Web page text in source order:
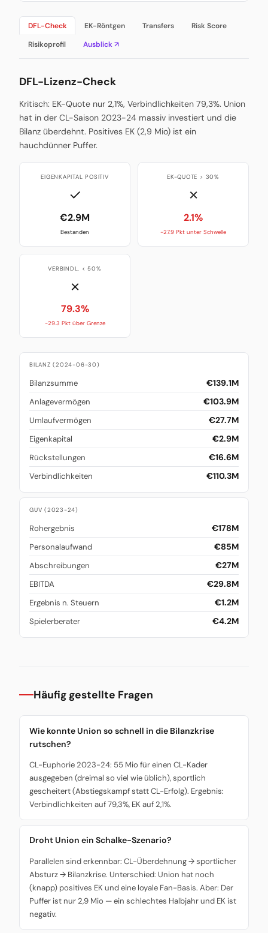
DFL-Check EK-Röntgen Transfers
Risk Score
Risikoprofil
Ausblick ↗
DFL-Lizenz-Check
Kritisch: EK-Quote nur 2,1%, Verbindlichkeiten 79,3%. Union
hat in der CL-Saison 2023-24 massiv investiert und die
Bilanz überdehnt. Positives EK (2,9 Mio) ist ein
hauchdünner Puffer.
EIGENKAPITAL POSITIV
✓
€2.9M
Bestanden
EK-QUOTE > 30%
✗
2.1%
-27.9 Pkt unter Schwelle
VERBINDL. < 50%
✗
79.3%
-29.3 Pkt über Grenze
BILANZ (2024-06-30)
Bilanzsumme €139.1M
Anlagevermögen €103.9M
Umlaufvermögen €27.7M
Eigenkapital €2.9M
Rückstellungen €16.6M
Verbindlichkeiten €110.3M
GUV (2023-24)
Rohergebnis €178M
Personalaufwand €85M
Abschreibungen €27M
EBITDA €29.8M
Ergebnis n. Steuern €1.2M
Spielerberater €4.2M
Häufig gestellte Fragen
Wie konnte Union so schnell in die Bilanzkrise
rutschen?
CL-Euphorie 2023-24: 55 Mio für einen CL-Kader
ausgegeben (dreimal so viel wie üblich), sportlich
gescheitert (Abstiegskampf statt CL-Erfolg). Ergebnis:
Verbindlichkeiten auf 79,3%, EK auf 2,1%.
Droht Union ein Schalke-Szenario?
Parallelen sind erkennbar: CL-Überdehnung → sportlicher
Absturz → Bilanzkrise. Unterschied: Union hat noch
(knapp) positives EK und eine loyale Fan-Basis. Aber: Der
Puffer ist nur 2,9 Mio — ein schlechtes Halbjahr und EK ist
negativ.